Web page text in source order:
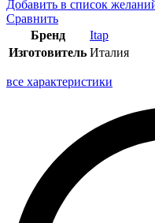
Добавить в список
Сравнить
Бренд
Itap
Изготовитель Италия
все характеристики